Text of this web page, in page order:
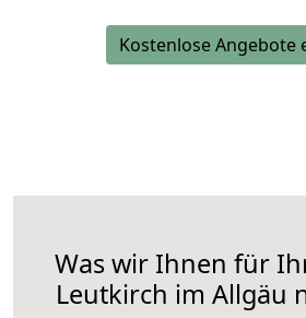
Kostenlose Angebote
Was wir Ihnen für
Leutkirch im Allgäu